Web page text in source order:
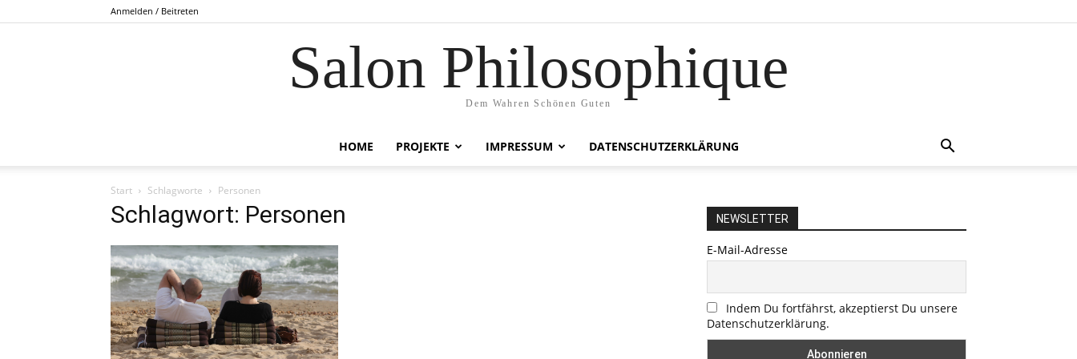
Anmelden / Beitreten
Salon Philosophique
Dem Wahren Schönen Guten
HOME PROJEKTE IMPRESSUM DATENSCHUTZERKLÄRUNG
Start Schlagworte Personen
Schlagwort: Personen NEWSLETTER
E-Mail-Adresse
Indem Du fortfährst, akzeptierst Du unsere
Datenschutzerklärung.